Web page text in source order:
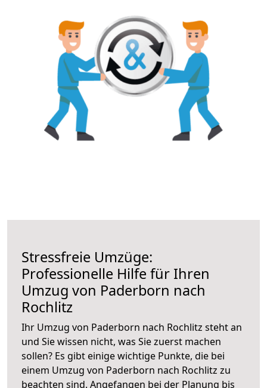
Stressfreie Umzüge:
Professionelle Hilfe für Ihren
Umzug von Paderborn nach
Rochlitz
Ihr Umzug von Paderborn nach Rochlitz steht an
und Sie wissen nicht, was Sie zuerst machen
sollen? Es gibt einige wichtige Punkte, die bei
einem Umzug von Paderborn nach Rochlitz zu
beachten sind. Angefangen bei der Planung bis